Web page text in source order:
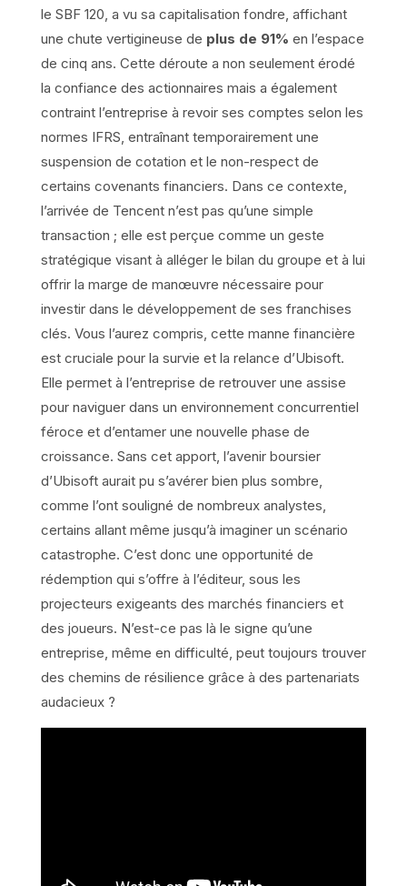
le SBF 120, a vu sa capitalisation fondre, affichant
une chute vertigineuse de plus de 91% en l’espace
de cinq ans. Cette déroute a non seulement érodé
la confiance des actionnaires mais a également
contraint l’entreprise à revoir ses comptes selon les
normes IFRS, entraînant temporairement une
suspension de cotation et le non-respect de
certains covenants financiers. Dans ce contexte,
l’arrivée de Tencent n’est pas qu’une simple
transaction ; elle est perçue comme un geste
stratégique visant à alléger le bilan du groupe et à lui
offrir la marge de manœuvre nécessaire pour
investir dans le développement de ses franchises
clés. Vous l’aurez compris, cette manne financière
est cruciale pour la survie et la relance d’Ubisoft.
Elle permet à l’entreprise de retrouver une assise
pour naviguer dans un environnement concurrentiel
féroce et d’entamer une nouvelle phase de
croissance. Sans cet apport, l’avenir boursier
d’Ubisoft aurait pu s’avérer bien plus sombre,
comme l’ont souligné de nombreux analystes,
certains allant même jusqu’à imaginer un scénario
catastrophe. C’est donc une opportunité de
rédemption qui s’offre à l’éditeur, sous les
projecteurs exigeants des marchés financiers et
des joueurs. N’est-ce pas là le signe qu’une
entreprise, même en difficulté, peut toujours trouver
des chemins de résilience grâce à des partenariats
audacieux ?